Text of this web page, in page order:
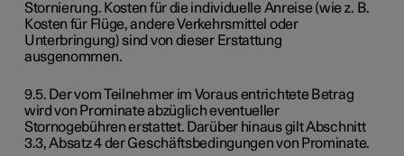
Stornierung. Kosten für die individuelle Anreise (wie z. B.
Kosten für Flüge, andere Verkehrsmittel oder
Unterbringung) sind von dieser Erstattung
ausgenommen.
9.5. Der vom Teilnehmer im Voraus entrichtete Betrag
wird von Prominate abzüglich eventueller
Stornogebühren erstattet. Darüber hinaus gilt Abschnitt
3.3, Absatz 4 der Geschäftsbedingungen von Prominate.